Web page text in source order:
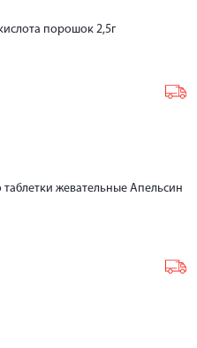
порошок 2,5г
жевательные Апельсин